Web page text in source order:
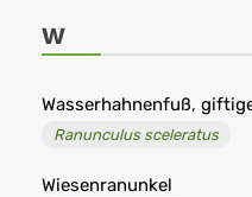
W
Wasserhahnenfuß,
Ranunculus sceleratus
Wiesenranunkel